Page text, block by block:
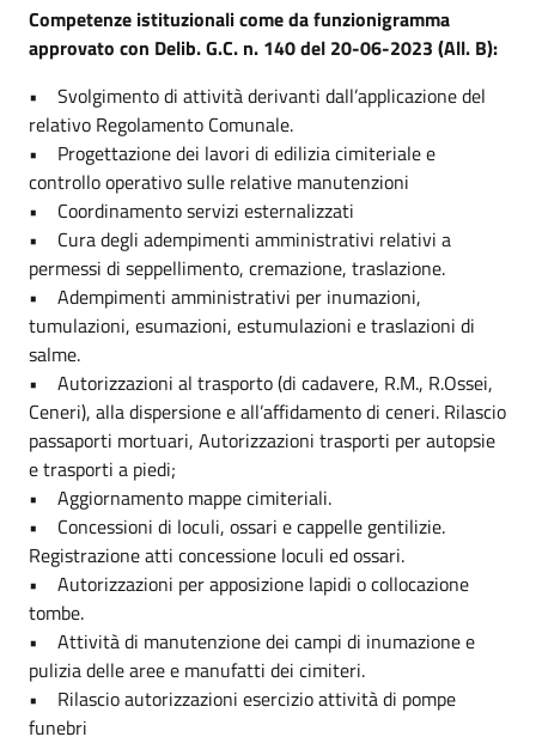
Competenze istituzionali come da funzionigramma
approvato con Delib. G.C. n. 140 del 20-06-2023 (All. B):
• Svolgimento di attività derivanti dall’applicazione del
relativo Regolamento Comunale.
• Progettazione dei lavori di edilizia cimiteriale e
controllo operativo sulle relative manutenzioni
• Coordinamento servizi esternalizzati
• Cura degli adempimenti amministrativi relativi a
permessi di seppellimento, cremazione, traslazione.
• Adempimenti amministrativi per inumazioni,
tumulazioni, esumazioni, estumulazioni e traslazioni di
salme.
• Autorizzazioni al trasporto (di cadavere, R.M., R.Ossei,
Ceneri), alla dispersione e all’affidamento di ceneri. Rilascio
passaporti mortuari, Autorizzazioni trasporti per autopsie
e trasporti a piedi;
• Aggiornamento mappe cimiteriali.
• Concessioni di loculi, ossari e cappelle gentilizie.
Registrazione atti concessione loculi ed ossari.
• Autorizzazioni per apposizione lapidi o collocazione
tombe.
• Attività di manutenzione dei campi di inumazione e
pulizia delle aree e manufatti dei cimiteri.
• Rilascio autorizzazioni esercizio attività di pompe
funebri